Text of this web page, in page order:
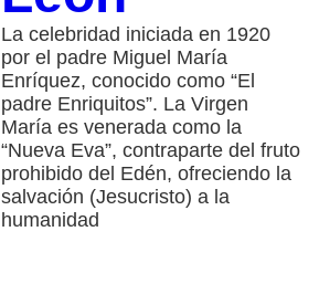
La celebridad iniciada en 1920
por el padre Miguel María
Enríquez, conocido como “El
padre Enriquitos”. La Virgen
María es venerada como la
“Nueva Eva”, contraparte del fruto
prohibido del Edén, ofreciendo la
salvación (Jesucristo) a la
humanidad